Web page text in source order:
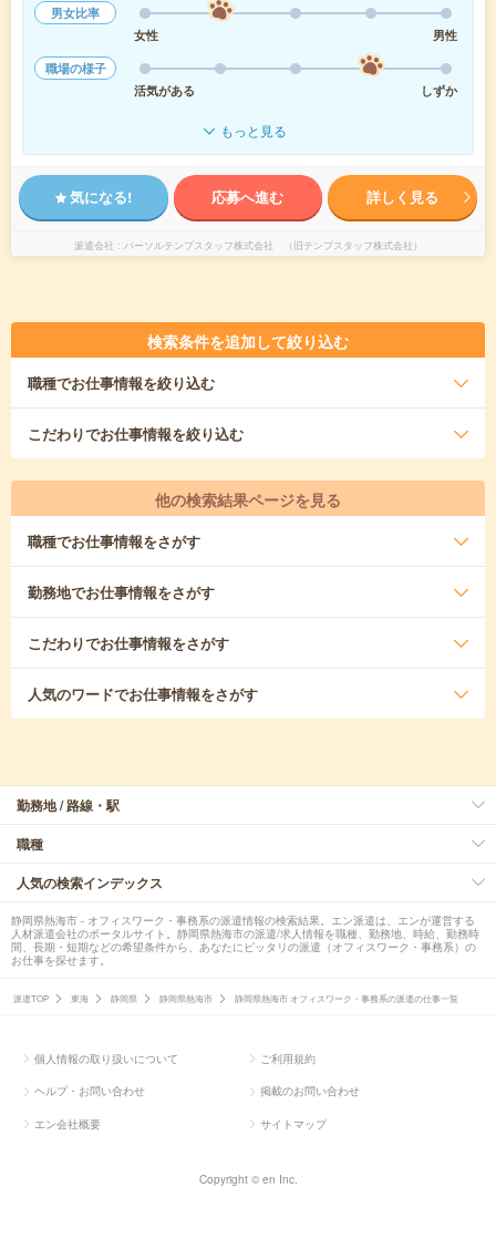
男女比率
女性
男性
職場の様子
活気がある
しずか
もっと見る
気になる! 応募へ進む 詳しく見る
派遣会社 パーソルテンプスタッフ株式会社 （旧テンプスタッフ株式会社）
検索条件を追加して絞り込む
職種でお仕事情報を絞り込む
こだわりでお仕事情報を絞り込む
他の検索結果ページを見る
職種でお仕事情報をさがす
勤務地でお仕事情報をさがす
こだわりでお仕事情報をさがす
人気のワードでお仕事情報をさがす
勤務地 / 路線・駅
職種
人気の検索インデックス
静岡県熱海市 - オフィスワーク・事務系の派遣情報の検索結果。エン派遣は、エンが運営する
人材派遣会社のポータルサイト。静岡県熱海市の派遣/求人情報を職種、勤務地、時給、勤務時
間、長期・短期などの希望条件から、あなたにピッタリの派遣（オフィスワーク・事務系）の
お仕事を探せます。
派遣TOP 東海 静岡県 静岡県熱海市 静岡県熱海市 オフィスワーク・事務系の派遣の仕事一覧
個人情報の取り扱いについて ご利用規約
ヘルプ・お問い合わせ 掲載のお問い合わせ
エン会社概要 サイトマップ
Copyright © en Inc.